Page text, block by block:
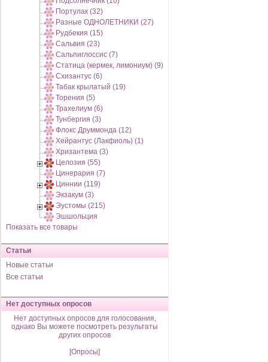
Портулак (32)
Разные ОДНОЛЕТНИКИ (27)
Рудбекия (15)
Сальвия (23)
Сальпиглоссис (7)
Статица (кермек, лимониум) (9)
Схизантус (6)
Табак крылатый (19)
Торения (5)
Трахелиум (6)
Тунбергия (3)
Флокс Друммонда (12)
Хейрантус (Лакфиоль) (1)
Хризантема (3)
Целозия (55)
Цинерария (7)
Циннии (119)
Экзакум (3)
Эустомы (215)
Эшшольция
Показать все товары
Статьи
Новые статьи
Все статьи
Нет доступных опросов
Нет доступных опросов для голосования,
однако Вы можете посмотреть результаты
других опросов
[Опросы]